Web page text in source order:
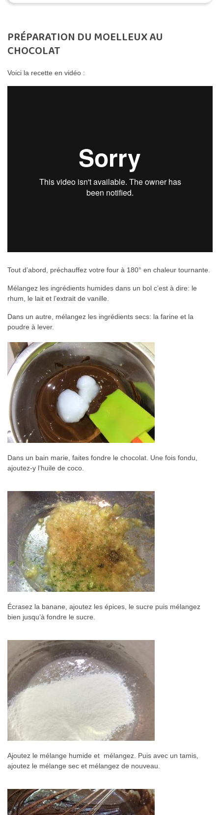
PRÉPARATION DU MOELLEUX AU
CHOCOLAT
Voici la recette en vidéo :
Tout d’abord, préchauffez votre four à 180° en chaleur tournante.
Mélangez les ingrédients humides dans un bol c’est à dire: le
rhum, le lait et l’extrait de vanille.
Dans un autre, mélangez les ingrédients secs: la farine et la
poudre à lever.
Dans un bain marie, faites fondre le chocolat. Une fois fondu,
ajoutez-y l’huile de coco.
Écrasez la banane, ajoutez les épices, le sucre puis mélangez
bien jusqu’à fondre le sucre.
Ajoutez le mélange humide et mélangez. Puis avec un tamis,
ajoutez le mélange sec et mélangez de nouveau.